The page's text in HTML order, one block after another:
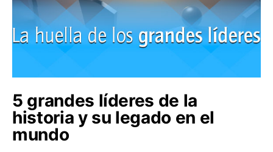
5 grandes líderes de la
historia y su legado en el
mundo